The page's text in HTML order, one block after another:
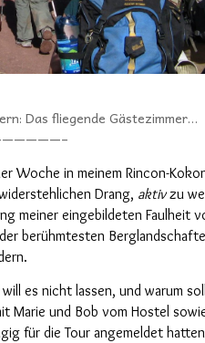
Das fliegende Gästezimmer…
Woche in meinem Rincon-
Drang, aktivzu
meiner eingebildeten Faulheit
derberühmtesten
es nicht lassen, und warum
Marie und Bob vom Hostel
für die Tour angemeldet